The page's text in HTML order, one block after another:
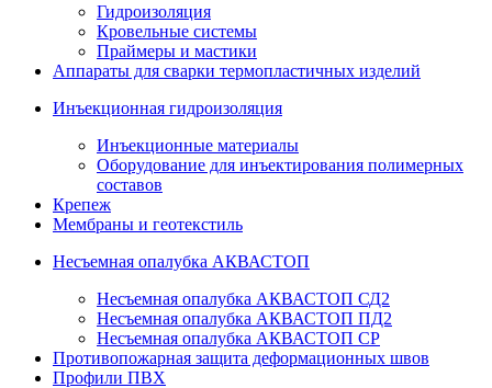
Гидроизоляция
Кровельные системы
Праймеры и мастики
Аппараты для сварки термопластичных изделий
Инъекционная гидроизоляция
Инъекционные материалы
Оборудование для инъектирования полимерных
составов
Крепеж
Мембраны и геотекстиль
Несъемная опалубка АКВАСТОП
Несъемная опалубка АКВАСТОП СД2
Несъемная опалубка АКВАСТОП ПД2
Несъемная опалубка АКВАСТОП СР
Противопожарная защита деформационных швов
Профили ПВХ